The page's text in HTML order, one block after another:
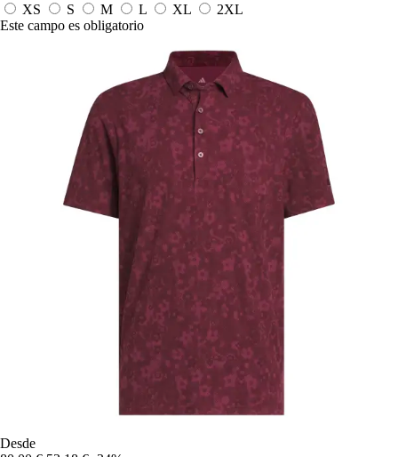
XS
S M L XL
2XL
Este campo es obligatorio
Desde